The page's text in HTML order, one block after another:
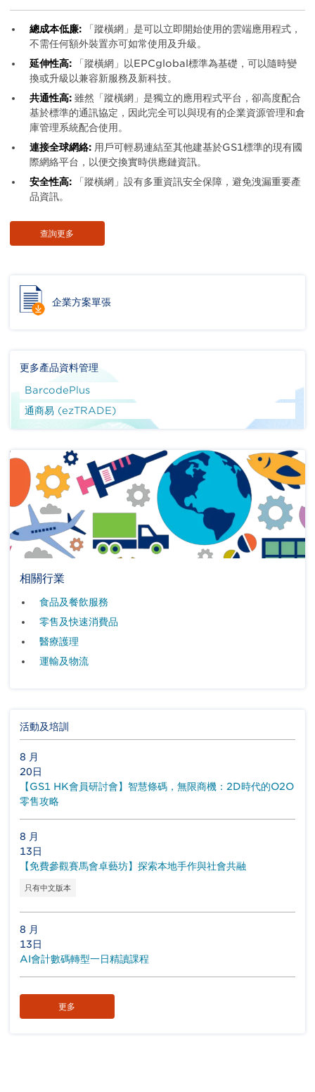
Body總成本低廉:
「蹤橫網」是可以立即開始使用的雲端應用程式，
不需任何額外裝置亦可如常使用及升級。
延伸性高:
「蹤橫網」以EPCglobal標準為基礎，可以隨時變
換或升級以兼容新服務及新科技。
共通性高: 雖然「蹤橫網」是獨立的應用程式平台，卻高度配合
基於標準的通訊協定，因此完全可以與現有的企業資源管理和倉
庫管理系統配合使用。
連接全球網絡: 用戶可輕易連結至其他建基於GS1標準的現有國
際網絡平台，以便交換實時供應鏈資訊。
安全性高:
「蹤橫網」設有多重資訊安全保障，避免洩漏重要產
品資訊。
查詢更多
企業方案單張
更多產品資料管理
BarcodePlus
通商易 (ezTRADE)
相關行業
食品及餐飲服務
零售及快速消費品
醫療護理
運輸及物流
活動及培訓
8 月
20日
【GS1 HK會員研討會】智慧條碼，無限商機：2D時代的O2O
零售攻略
8 月
13日
【免費參觀賽馬會卓藝坊】探索本地手作與社會共融
只有中文版本
8 月
13日
AI會計數碼轉型一日精讀課程
更多